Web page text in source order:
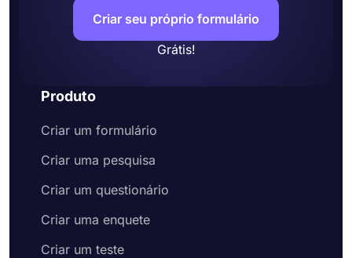
Criar seu próprio formulário
Grátis!
Produto
Criar um formulário
Criar uma pesquisa
Criar um questionário
Criar uma enquete
Criar um teste